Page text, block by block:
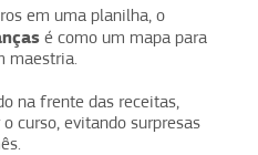
em uma planilha, o
é como um mapa para
maestria.
na frente das receitas,
curso, evitando surpresas